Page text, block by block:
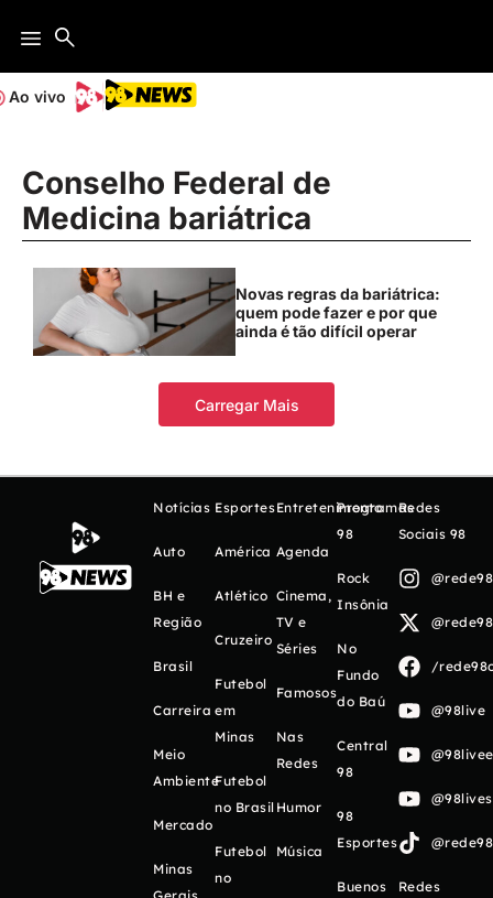
Ao vivo
Conselho Federal de
Medicina bariátrica
Novas regras da bariátrica:
quem pode fazer e por que
ainda é tão difícil operar
Carregar Mais
Notícias
Auto
BH e
Região
Brasil
Carreira
Meio
Ambiente
Mercado
Minas
Esportes
América
Atlético
Cruzeiro
Futebol
em
Minas
Futebol
no Brasil
Futebol
no
Entretenimento
Agenda
Cinema,
TV e
Séries
Famosos
Nas
Redes
Humor
Música
Programas
98
Rock
Insônia
No
Fundo
do Baú
Central
98
98
Esportes
Buenos
Redes
Sociais 98
/
@98live
Redes